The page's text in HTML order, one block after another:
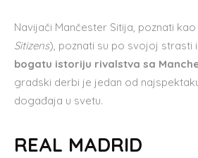
Navijači Mančester Sitija, poznati kao
Sitizens), poznati su po svojoj strasti
bogatu istoriju rivalstva sa
gradski derbi je jedan od
događaja u svetu.
REAL MADRID